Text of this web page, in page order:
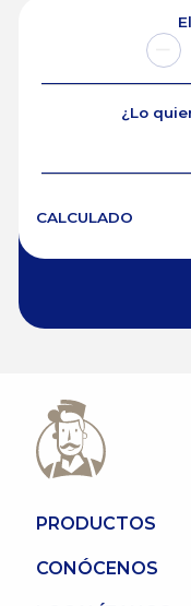
¿Lo
CALCULADO
PRODUCTOS
CONÓCENOS